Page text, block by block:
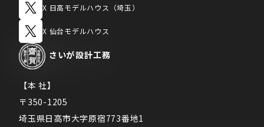
さいが設計工務
【本 社】
〒350-1205
埼玉県日高市大字原宿773番地1
X 日高モデルハウス（埼玉）
X 仙台モデルハウス